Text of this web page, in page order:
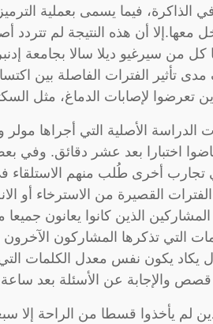
الذاكرة، فيما يسمى بعملية
معها.إلا أن هذه النتيجة لم
كل من سيرغيو ديلا سالا بجامعة
تأثير الفترات الفاصلة بين
تعرضوا لإصابات الدماغ، مثل
الأصلية التي أجراها
ثم خاضوا اختبارا بعد عشر
تجارب أخرى طُلب منهم
الفترات القصيرة من الاسترخاء
الذين كانوا يعانون
يكاد يكون نفس معدل الكلمات
قصص والإجابة عن الأسئلة بعد
لم يأخذوا قسطا من الراحة إلا